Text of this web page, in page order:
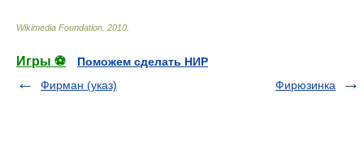
Wikimedia Foundation 2010
Игры ⚽
Поможем сделать НИР
Фирман (указ)
Фирюзинка